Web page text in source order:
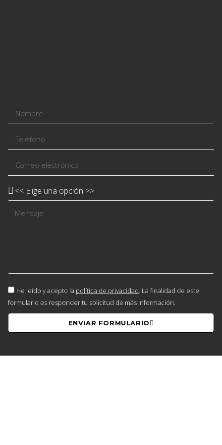
He leído y acepto la política de privacidad. La finalidad de este
formulario es responder tu solicitud de más información.
ENVIAR FORMULARIO